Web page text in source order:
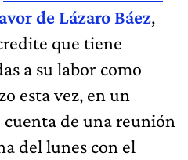
de Lázaro Báez,
que tiene
a su labor como
esta vez, en un
de una reunión
del lunes con el